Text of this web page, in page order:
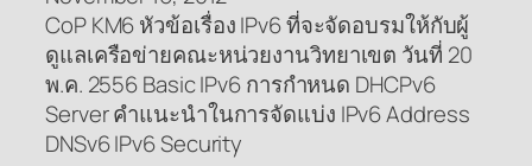
CoP KM6 หัวข้อเรื่อง IPv6 ที่จะจัดอบรมให้กับผู้
ดูแลเครือข่ายคณะหน่วยงานวิทยาเขต วันที่ 20
พ.ค. 2556 Basic IPv6 การกำหนด DHCPv6
Server คำแนะนำในการจัดแบ่ง IPv6 Address
DNSv6 IPv6 Security